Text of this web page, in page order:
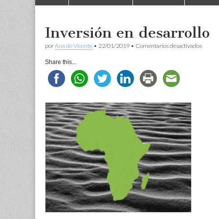
menu
Inversión en desarrollo
porAna de Vicente • 22/01/2019 • Comentarios desactivadosen
Share this...